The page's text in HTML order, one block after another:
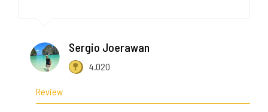
Sergio Joerawan
4.020
Review